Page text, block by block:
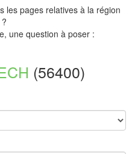
les pages relatives à la région
une question à poser :
(56400)